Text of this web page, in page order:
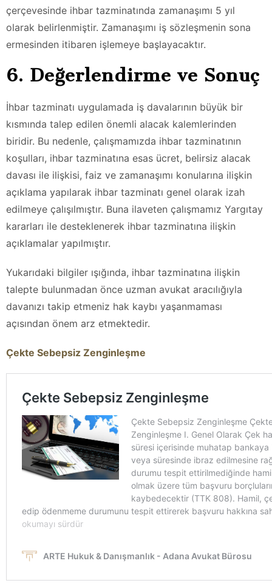
çerçevesinde ihbar tazminatında zamanaşımı 5 yıl
olarak belirlenmiştir. Zamanaşımı iş sözleşmenin sona
ermesinden itibaren işlemeye başlayacaktır.
6. Değerlendirme ve Sonuç
İhbar tazminatı uygulamada iş davalarının büyük bir
kısmında talep edilen önemli alacak kalemlerinden
biridir. Bu nedenle, çalışmamızda ihbar tazminatının
koşulları, ihbar tazminatına esas ücret, belirsiz alacak
davası ile ilişkisi, faiz ve zamanaşımı konularına ilişkin
açıklama yapılarak ihbar tazminatı genel olarak izah
edilmeye çalışılmıştır. Buna ilaveten çalışmamız Yargıtay
kararları ile desteklenerek ihbar tazminatına ilişkin
açıklamalar yapılmıştır.
Yukarıdaki bilgiler ışığında, ihbar tazminatına ilişkin
talepte bulunmadan önce uzman avukat aracılığıyla
davanızı takip etmeniz hak kaybı yaşanmaması
açısından önem arz etmektedir.
Çekte Sebepsiz Zenginleşme